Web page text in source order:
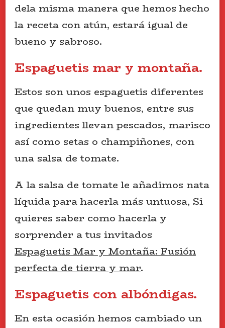
dela misma manera que hemos hecho
la receta con atún, estará igual de
bueno y sabroso.
Espaguetis mar y montaña.
Estos son unos espaguetis diferentes
que quedan muy buenos, entre sus
ingredientes llevan pescados, marisco
así como setas o champiñones, con
una salsa de tomate.
A la salsa de tomate le añadimos nata
líquida para hacerla más untuosa, Si
quieres saber como hacerla y
sorprender a tus invitados
Espaguetis Mar y Montaña: Fusión
perfecta de tierra y mar.
Espaguetis con albóndigas.
En esta ocasión hemos cambiado un